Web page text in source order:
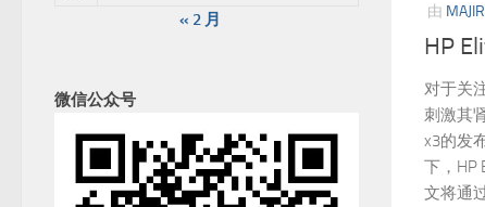
由
HP
对于关
刺激其
x3的发
下，HP
文将通
« 2 月
微信公众号